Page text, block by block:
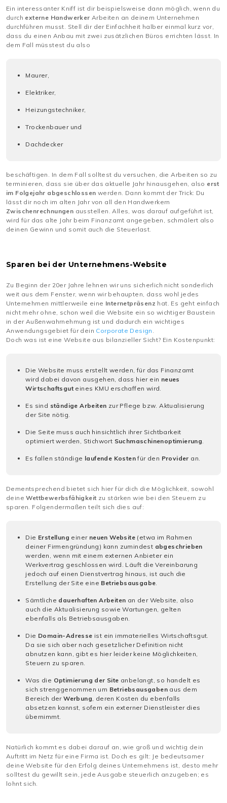
Ein interessanter Kniff ist dir beispielsweise dann möglich, wenn du
durch externe Handwerker Arbeiten an deinem Unternehmen
durchführen musst. Stell dir der Einfachheit halber einmal kurz vor,
dass du einen Anbau mit zwei zusätzlichen Büros errichten lässt. In
dem Fall müsstest du also
Maurer,
Elektriker,
Heizungstechniker,
Trockenbauer und
Dachdecker
beschäftigen. In dem Fall solltest du versuchen, die Arbeiten so zu
terminieren, dass sie über das aktuelle Jahr hinausgehen, also erst
im Folgejahr abgeschlossen werden. Dann kommt der Trick: Du
lässt dir noch im alten Jahr von all den Handwerkern
Zwischenrechnungen ausstellen. Alles, was darauf aufgeführt ist,
wird für das alte Jahr beim Finanzamt angegeben, schmälert also
deinen Gewinn und somit auch die Steuerlast.
Sparen bei der Unternehmens-Website
Zu Beginn der 20er Jahre lehnen wir uns sicherlich nicht sonderlich
weit aus dem Fenster, wenn wir behaupten, dass wohl jedes
Unternehmen mittlerweile eine Internetpräsenz hat. Es geht einfach
nicht mehr ohne, schon weil die Website ein so wichtiger Baustein
in der Außenwahrnehmung ist und dadurch ein wichtiges
Anwendungsgebiet für dein Corporate Design
Doch was ist eine Website aus bilanzieller Sicht? Ein Kostenpunkt:
Die Website muss erstellt werden, für das Finanzamt
wird dabei davon ausgehen, dass hier ein neues
Wirtschaftsgut eines KMU erschaffen wird.
Es sind ständige Arbeiten zur Pflege bzw. Aktualisierung
der Site nötig.
Die Seite muss auch hinsichtlich ihrer Sichtbarkeit
optimiert werden, Stichwort Suchmaschinenoptimierung
Es fallen ständige laufende Kostenfür den Provider an.
Dementsprechend bietet sich hier für dich die Möglichkeit, sowohl
deineWettbewerbsfähigkeit zu stärken wie bei den Steuern zu
sparen. Folgendermaßen teilt sich dies auf:
Die Erstellung einer neuen Website (etwa im Rahmen
deiner Firmengründung) kann zumindest abgeschrieben
werden, wenn mit einem externen Anbieter ein
Werkvertrag geschlossen wird. Läuft die Vereinbarung
jedoch auf einen Dienstvertrag hinaus, ist auch die
Erstellung der Site eine Betriebsausgabe
Sämtliche dauerhaften Arbeiten an der Website, also
auch die Aktualisierung sowie Wartungen, gelten
ebenfalls als Betriebsausgaben.
Die Domain-Adresse ist ein immaterielles Wirtschaftsgut.
Da sie sich aber nach gesetzlicher Definition nicht
abnutzen kann, gibt es hier leider keine Möglichkeiten,
Steuern zu sparen.
Was die Optimierung der Site anbelangt, so handelt es
sich strenggenommen um Betriebsausgaben aus dem
Bereich derWerbung , deren Kosten du ebenfalls
absetzen kannst, sofern ein externer Dienstleister dies
übernimmt.
Natürlich kommt es dabei darauf an, wie groß und wichtig dein
Auftritt im Netz für eine Firma ist. Doch es gilt: Je bedeutsamer
deine Website für den Erfolg deines Unternehmens ist, desto mehr
solltest du gewillt sein, jede Ausgabe steuerlich anzugeben; es
lohnt sich.